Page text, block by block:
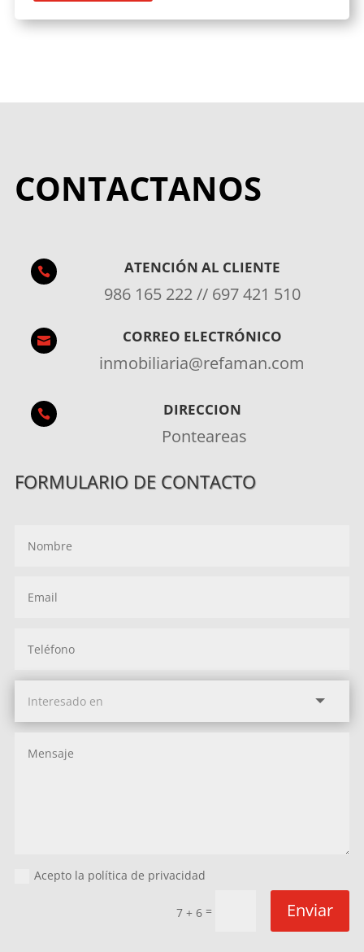
CONTACTANOS
 ATENCIÓN AL CLIENTE
986 165 222 // 697 421 510
 CORREO ELECTRÓNICO
inmobiliaria@refaman.com
 DIRECCION
Ponteareas
FORMULARIO DE CONTACTO
Acepto la política de privacidad
7 + 6 = Enviar